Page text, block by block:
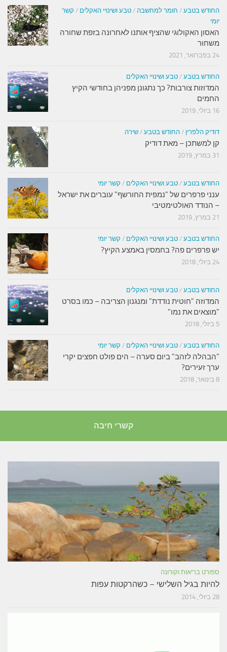
החודש בטבע / חומר למחשבה / טבע ושינויי האקלים / קשר
יומי
האסון האקולוגי שהציף אותנו לאחרונה בזפת שחורה
משחור
24 בפברואר, 2021
החודש בטבע / טבע ושינויי האקלים
המדוזות צורבות? כך נתגונן מפניהן בחודשי הקיץ
החמים
16 ביולי, 2019
דודיק הלפרין / החודש בטבע / שירה
קן למשתכן – מאת דודיק
31 במרץ, 2019
החודש בטבע / טבע ושינויי האקלים / קשר יומי
ענני פרפרים של "נמפית החורשף" עוברים את ישראל
– הנודד האולטימטיבי
21 במרץ, 2019
החודש בטבע / טבע ושינויי האקלים / קשר יומי
יש פרפרים פה? בחמסין באמצע הקיץ?
24 ביולי, 2018
החודש בטבע / טבע ושינויי האקלים
המדוזה "חוטית נודדת" ומנגנון הצריבה – כמו בסרט
"מוצאים את נמו"
5 ביולי, 2018
החודש בטבע / טבע ושינויי האקלים / קשר יומי
"הבהלה לזהב" ביום סערה – הים פולט חפצים יקרי
ערך זעירים?
8 בינואר, 2018
קשרי חיבה
ספורט בריאות וקורונה
להיות בגיל השלישי – כשהרקטות עפות
28 ביולי, 2014